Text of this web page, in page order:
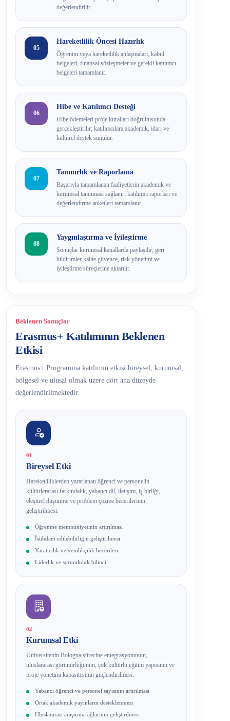
değerlendirilir.
05
Hareketlilik Öncesi Hazırlık
Öğrenim veya hareketlilik anlaşmaları, kabul
belgeleri, finansal sözleşmeler ve gerekli katılımcı
belgeleri tamamlanır.
06
Hibe ve Katılımcı Desteği
Hibe ödemeleri proje kuralları doğrultusunda
gerçekleştirilir; katılımcılara akademik, idari ve
kültürel destek sunulur.
07
Tanınırlık ve Raporlama
Başarıyla tamamlanan faaliyetlerin akademik ve
kurumsal tanınması sağlanır; katılımcı raporları ve
değerlendirme anketleri tamamlanır.
08
Yaygınlaştırma ve İyileştirme
Sonuçlar kurumsal kanallarda paylaşılır; geri
bildirimler kalite güvence, risk yönetimi ve
iyileştirme süreçlerine aktarılır.
Beklenen Sonuçlar
Erasmus+ Katılımının Beklenen
Etkisi
Erasmus+ Programına katılımın etkisi bireysel, kurumsal,
bölgesel ve ulusal olmak üzere dört ana düzeyde
değerlendirilmektedir.
01
Bireysel Etki
Hareketliliklerden yararlanan öğrenci ve personelin
kültürlerarası farkındalık, yabancı dil, iletişim, iş birliği,
eleştirel düşünme ve problem çözme becerilerinin
geliştirilmesi.
Öğrenme memnuniyetinin artırılması
İstihdam edilebilirliğin geliştirilmesi
Yaratıcılık ve yenilikçilik becerileri
Liderlik ve sorumluluk bilinci
02
Kurumsal Etki
Üniversitenin Bologna sürecine entegrasyonunun,
uluslararası görünürlüğünün, çok kültürlü eğitim yapısının ve
proje yönetimi kapasitesinin güçlendirilmesi.
Yabancı öğrenci ve personel sayısının artırılması
Ortak akademik yayınların desteklenmesi
Uluslararası araştırma ağlarının geliştirilmesi